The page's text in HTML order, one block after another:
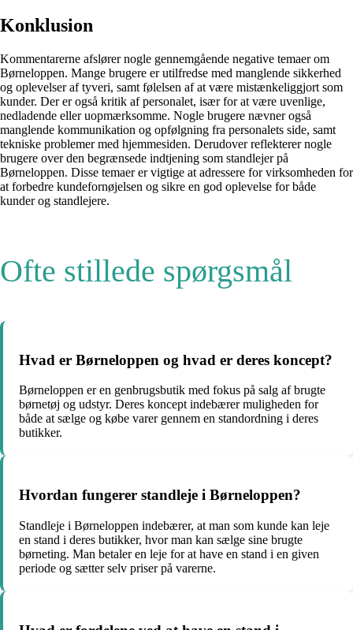
Konklusion
Kommentarerne afslører nogle gennemgående negative temaer om
Børneloppen. Mange brugere er utilfredse med manglende sikkerhed
og oplevelser af tyveri, samt følelsen af at være mistænkeliggjort som
kunder. Der er også kritik af personalet, især for at være uvenlige,
nedladende eller uopmærksomme. Nogle brugere nævner også
manglende kommunikation og opfølgning fra personalets side, samt
tekniske problemer med hjemmesiden. Derudover reflekterer nogle
brugere over den begrænsede indtjening som standlejer på
Børneloppen. Disse temaer er vigtige at adressere for virksomheden for
at forbedre kundefornøjelsen og sikre en god oplevelse for både
kunder og standlejere.
Ofte stillede spørgsmål
Hvad er Børneloppen og hvad er deres koncept?
Børneloppen er en genbrugsbutik med fokus på salg af brugte
børnetøj og udstyr. Deres koncept indebærer muligheden for
både at sælge og købe varer gennem en standordning i deres
butikker.
Hvordan fungerer standleje i Børneloppen?
Standleje i Børneloppen indebærer, at man som kunde kan leje
en stand i deres butikker, hvor man kan sælge sine brugte
børneting. Man betaler en leje for at have en stand i en given
periode og sætter selv priser på varerne.